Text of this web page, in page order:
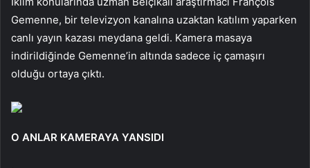
Gemenne, bir televizyon kanalına uzaktan katılım yaparken
canlı yayın kazası meydana geldi. Kamera masaya
indirildiğinde Gemenne’in altında sadece iç çamaşırı
olduğu ortaya çıktı.
O ANLAR KAMERAYA YANSIDI